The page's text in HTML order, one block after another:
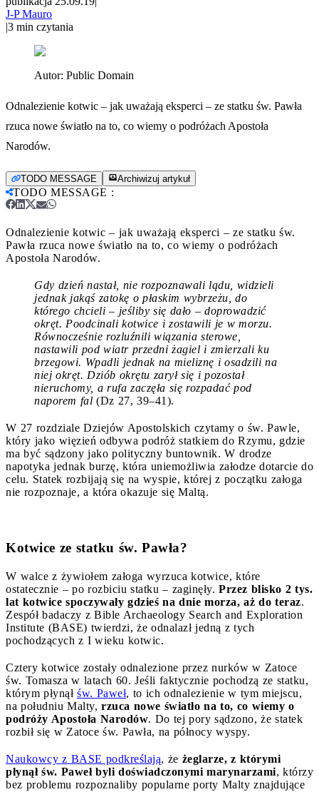
J-P Mauro
|3 min czytania
Autor: Public Domain
Odnalezienie kotwic – jak uważają eksperci – ze statku św. Pawła
rzuca nowe światło na to, co wiemy o podróżach Apostoła
Narodów.
TODO MESSAGE Archiwizuj artykuł
TODO MESSAGE :
Odnalezienie kotwic – jak uważają eksperci – ze statku św.
Pawła rzuca nowe światło na to, co wiemy o podróżach
Apostoła Narodów.
Gdy dzień nastał, nie rozpoznawali lądu, widzieli
jednak jakąś zatokę o płaskim wybrzeżu, do
którego chcieli – jeśliby się dało – doprowadzić
okręt. Poodcinali kotwice i zostawili je w morzu.
Równocześnie rozluźnili wiązania sterowe,
nastawili pod wiatr przedni żagiel i zmierzali ku
brzegowi. Wpadli jednak na mieliznę i osadzili na
niej okręt. Dziób okrętu zarył się i pozostał
nieruchomy, a rufa zaczęła się rozpadać pod
naporem fal (Dz 27, 39–41).
W 27 rozdziale Dziejów Apostolskich czytamy o św. Pawle,
który jako więzień odbywa podróż statkiem do Rzymu, gdzie
ma być sądzony jako polityczny buntownik. W drodze
napotyka jednak burzę, która uniemożliwia załodze dotarcie do
celu. Statek rozbijają się na wyspie, której z początku załoga
nie rozpoznaje, a która okazuje się Maltą.
Kotwice ze statku św. Pawła?
W walce z żywiołem załoga wyrzuca kotwice, które
ostatecznie – po rozbiciu statku – zaginęły. Przez blisko 2 tys.
lat kotwice spoczywały gdzieś na dnie morza, aż do teraz.
Zespół badaczy z Bible Archaeology Search and Exploration
Institute (BASE) twierdzi, że odnalazł jedną z tych
pochodzących z I wieku kotwic.
Cztery kotwice zostały odnalezione przez nurków w Zatoce
św. Tomasza w latach 60. Jeśli faktycznie pochodzą ze statku,
którym płynął św. Paweł, to ich odnalezienie w tym miejscu,
na południu Malty, rzuca nowe światło na to, co wiemy o
podróży Apostoła Narodów. Do tej pory sądzono, że statek
rozbił się w Zatoce św. Pawła, na północy wyspy.
Naukowcy z BASE podkreślają, że ​​ żeglarze, z którymi
płynął św. Paweł byli doświadczonymi marynarzami, którzy
bez problemu rozpoznaliby popularne porty Malty znajdujące